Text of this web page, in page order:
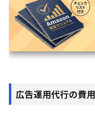
広告運用代行の費